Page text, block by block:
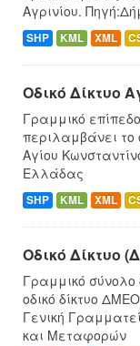
Αγρινίου.
SHP KML XML
Οδικό Δίκτυο
Γραμμικό
περιλαμβάνει το
Αγίου
Ελλάδας
SHP KML XML
Οδικό Δίκτυο
Γραμμικό
οδικό δίκτυο
Γενική
και Μεταφορών